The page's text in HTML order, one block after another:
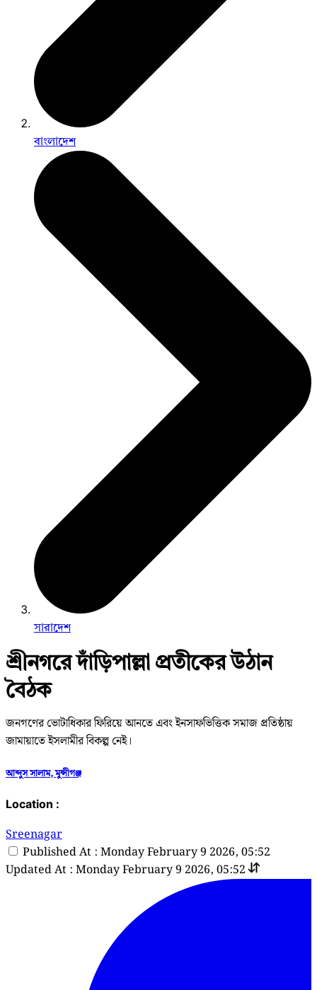
বাংলাদেশ
সারাদেশ
শ্রীনগরে দাঁড়িপাল্লা প্রতীকের উঠান
বৈঠক
জনগণের ভোটাধিকার ফিরিয়ে আনতে এবং ইনসাফভিত্তিক সমাজ প্রতিষ্ঠায়
জামায়াতে ইসলামীর বিকল্প নেই।
আব্দুস সালাম, মুন্সীগঞ্জ
Location :
Sreenagar
Published At : Monday February 9 2026, 05:52
Updated At : Monday February 9 2026, 05:52